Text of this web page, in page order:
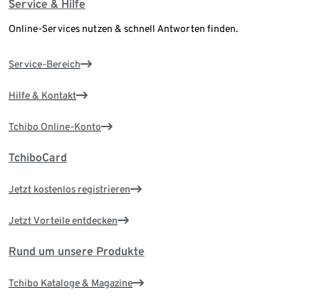
Service & Hilfe
Online-Services nutzen & schnell Antworten finden.
Service-Bereich
Hilfe & Kontakt
Tchibo Online-Konto
TchiboCard
Jetzt kostenlos registrieren
Jetzt Vorteile entdecken
Rund um unsere Produkte
Tchibo Kataloge & Magazine